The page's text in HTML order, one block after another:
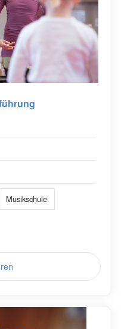
Musikschule